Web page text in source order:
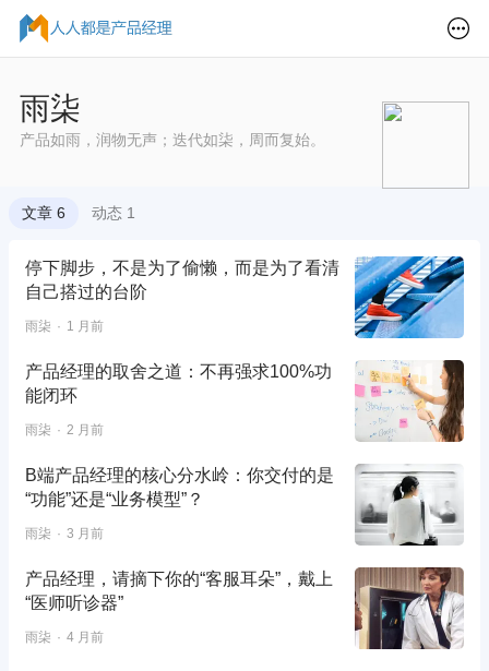
雨柒
产品如雨，润物无声；迭代如柒，周而复始。
文章 6 动态 1
停下脚步，不是为了偷懒，而是为了看清
自己搭过的台阶
雨柒 1 月前
产品经理的取舍之道：不再强求100%功
能闭环
雨柒 2 月前
B端产品经理的核心分水岭：你交付的是
“功能”还是“业务模型”？
雨柒 3 月前
产品经理，请摘下你的“客服耳朵”，戴上
“医师听诊器”
雨柒 4 月前